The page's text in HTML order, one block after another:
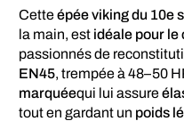
Cetteépée viking du 10e
la main, est idéale pour le
passionnés de
EN45, trempée à 48–50
marquéequi lui assure
tout en gardant un poids